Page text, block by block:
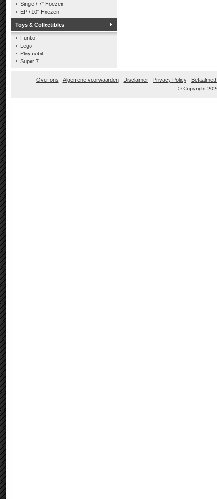
Single / 7" Hoezen
EP / 10" Hoezen
Toys & Collectibles
Funko
Lego
Playmobil
Super 7
Over ons -Algemene voorwaarden- Disclaimer- Privacy Policy-
© Copyright